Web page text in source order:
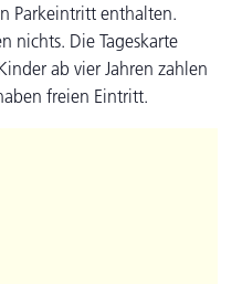
Parkeintritt enthalten.
nichts. Die Tageskarte
ab vier Jahren zahlen
freien Eintritt.